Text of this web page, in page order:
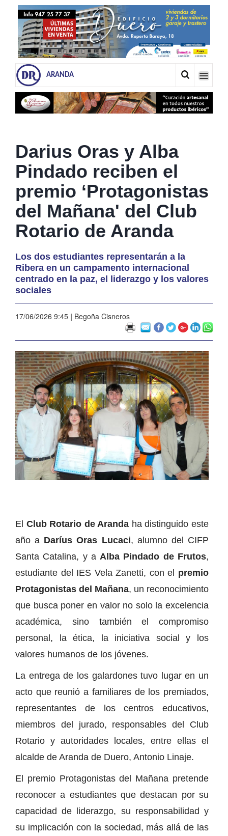
ARANDA
Darius Oras y Alba
Pindado reciben el
premio ‘Protagonistas
del Mañana' del Club
Rotario de Aranda
Los dos estudiantes representarán a la
Ribera en un campamento internacional
centrado en la paz, el liderazgo y los valores
sociales
17/06/2026 9:45 | Begoña Cisneros
El Club Rotario de Aranda ha distinguido este
año a Daríus Oras Lucaci, alumno del CIFP
Santa Catalina, y a Alba Pindado de Frutos,
estudiante del IES Vela Zanetti, con el premio
Protagonistas del Mañana, un reconocimiento
que busca poner en valor no solo la excelencia
académica, sino también el compromiso
personal, la ética, la iniciativa social y los
valores humanos de los jóvenes.
La entrega de los galardones tuvo lugar en un
acto que reunió a familiares de los premiados,
representantes de los centros educativos,
miembros del jurado, responsables del Club
Rotario y autoridades locales, entre ellas el
alcalde de Aranda de Duero, Antonio Linaje.
El premio Protagonistas del Mañana pretende
reconocer a estudiantes que destacan por su
capacidad de liderazgo, su responsabilidad y
su implicación con la sociedad, más allá de las